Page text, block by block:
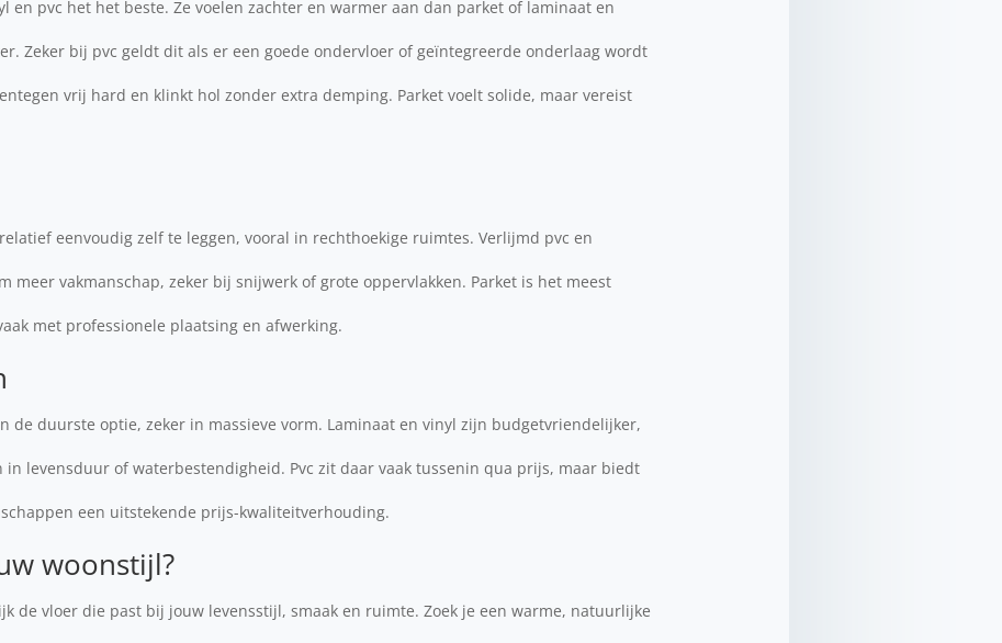
en pvc het het beste. Ze voelen zachter en warmer aan dan parket of laminaat en
Zeker bij pvc geldt dit als er een goede ondervloer of geïntegreerde onderlaag wordt
vrij hard en klinkt hol zonder extra demping. Parket voelt solide, maar vereist
eenvoudig zelf te leggen, vooral in rechthoekige ruimtes. Verlijmd pvc en
meer vakmanschap, zeker bij snijwerk of grote oppervlakken. Parket is het meest
met professionele plaatsing en afwerking.
de duurste optie, zeker in massieve vorm. Laminaat en vinyl zijn budgetvriendelijker,
levensduur of waterbestendigheid. Pvc zit daar vaak tussenin qua prijs, maar biedt
een uitstekende prijs-kwaliteitverhouding.
woonstijl?
de vloer die past bij jouw levensstijl, smaak en ruimte. Zoek je een warme, natuurlijke